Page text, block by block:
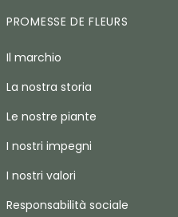
PROMESSE DE FLEURS
Il marchio
La nostra storia
Le nostre piante
I nostri impegni
I nostri valori
Responsabilità sociale